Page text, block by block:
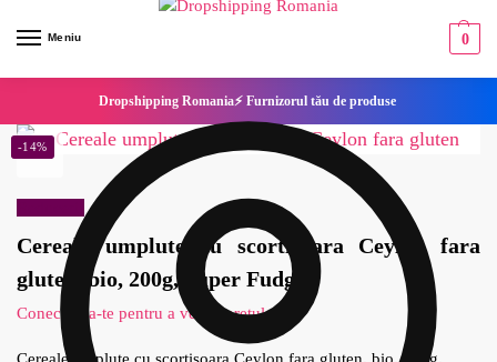
Meniu 0
Dropshipping Romania⚡ Furnizorul tău de produse
Cereale umplute cu scortisoara Ceylon fara
gluten, bio, 200g, Super Fudgio
Conecteaza-te pentru a vedea pretul
-14%